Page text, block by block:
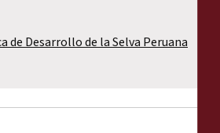
de Desarrollo de la Selva Peruana